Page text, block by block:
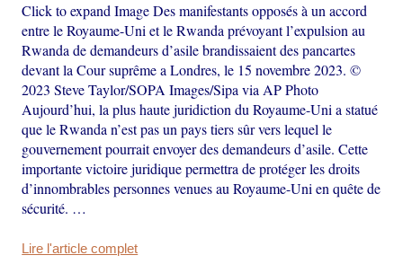
Click to expand Image Des manifestants opposés à un accord
entre le Royaume-Uni et le Rwanda prévoyant l’expulsion au
Rwanda de demandeurs d’asile brandissaient des pancartes
devant la Cour suprême a Londres, le 15 novembre 2023. ©
2023 Steve Taylor/SOPA Images/Sipa via AP Photo
Aujourd’hui, la plus haute juridiction du Royaume-Uni a statué
que le Rwanda n’est pas un pays tiers sûr vers lequel le
gouvernement pourrait envoyer des demandeurs d’asile. Cette
importante victoire juridique permettra de protéger les droits
d’innombrables personnes venues au Royaume-Uni en quête de
sécurité. …
Lire l'article complet